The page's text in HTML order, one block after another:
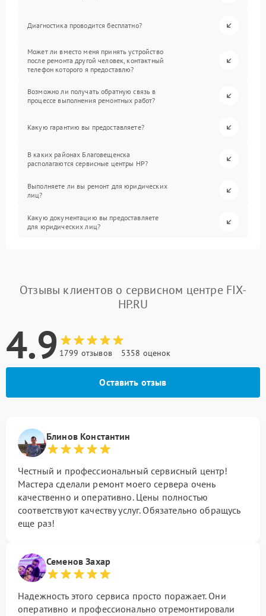
Диагностика проводится бесплатно?
Может ли вместо меня принять устройство
после ремонта другой человек, контактный
телефон которого я предоставлю?
Возможно ли получать обратную связь в
процессе выполнения ремонтных работ?
Какую гарантию вы предоставляете?
В каких районах Благовещенска
располагаются сервисные центры HP?
Выполняете ли вы ремонт для юридических
лиц?
Какую документацию вы предоставляете
для юридических лиц?
Отзывы клиентов о сервисном центре FIX-
HP.RU
4.9 1799 отзывов 5358 оценок
Оставить отзыв
Блинов Константин
Честный и профессиональный сервисный центр!
Мастера сделали ремонт моего сервера очень
качественно и оперативно. Цены полностью
соответствуют качеству услуг. Обязательно обращусь
еще раз!
Семенов Захар
Надежность этого сервиса просто поражает. Они
оперативно и профессионально отремонтировали